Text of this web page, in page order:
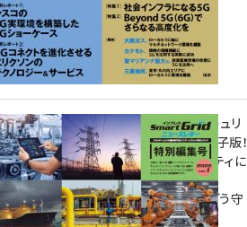
重要インフラサイバーセキュリ
ティコンファレンス特別電子版！
― 産業サイバーセキュリティに
関わる全ての方へ！ ―
加速するDX、OT/IoTをどう守
るか？